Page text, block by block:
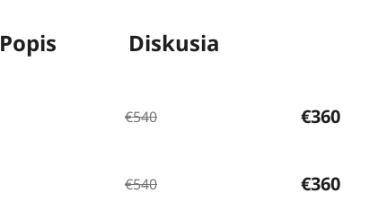
Popis Diskusia
€540 €360
€540 €360